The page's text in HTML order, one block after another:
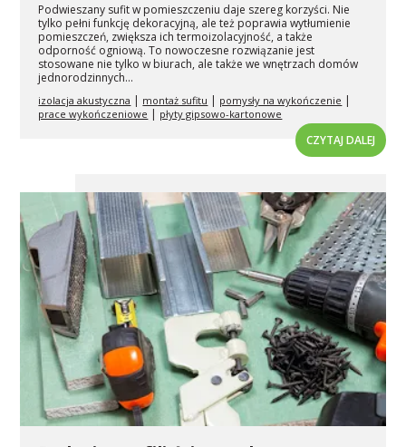
Podwieszany sufit w pomieszczeniu daje szereg korzyści. Nie
tylko pełni funkcję dekoracyjną, ale też poprawia wytłumienie
pomieszczeń, zwiększa ich termoizolacyjność, a także
odporność ogniową. To nowoczesne rozwiązanie jest
stosowane nie tylko w biurach, ale także we wnętrzach domów
jednorodzinnych...
izolacja akustyczna | montaż sufitu | pomysły na wykończenie |
prace wykończeniowe | płyty gipsowo-kartonowe
CZYTAJ DALEJ